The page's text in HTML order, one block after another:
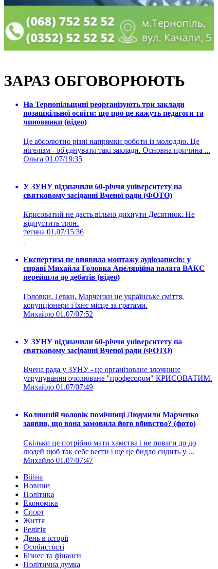
ЗАРАЗ ОБГОВОРЮЮТЬ
На Тернопільщині реорганізують три заклади
позашкільної освіти: що про це кажуть педагоги та
чиновники (відео)
Це абсолютно різні напрямки роботи із молоддю. Це
нігелізм - об'єднувати такі заклади. Основна причина ...
Ольга 01.07/19:35
У ЗУНУ відзначили 60-річчя університету на
святковому засіданні Вченої ради (ФОТО)
Крисоватий не дасть вільно дихнути Десятнюк. Не
відпустить трон.
тетяна 01.07/15:36
Експертиза не виявила монтажу аудіозаписів: у
справі Михайла Головка Апеляційна палата ВАКС
перейшла до дебатів (відео)
Головки, Гевки, Марченки це українське сміття,
корупціонери і їхнє місце за гратами.
Михайло 01.07/07:52
У ЗУНУ відзначили 60-річчя університету на
святковому засіданні Вченої ради (ФОТО)
Вчена рада у ЗУНУ - це організоване злочинне
угрупування очолюване "професором" КРИСОВАТИМ.
Михайло 01.07/07:49
Колишній чоловік помічниці Людмили Марченко
заявив, що вона замовила його вбивство? (фото)
Скільки це потрібно мати хамства і не поваги до до
людей щоб так себе вести і ще це бидло сидить у ...
Михайло 01.07/07:47
Війна
Новини
Політика
Економіка
Спорт
Життя
Релігія
День в історії
Особистості
Бізнес та фінанси
Політична думка